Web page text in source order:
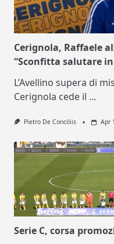
Cerignola, Raffaele
“Sconfitta salutare
L’Avellino supera di
Cerignola cede il ...
Pietro De Conciliis Apr
Serie C, corsa